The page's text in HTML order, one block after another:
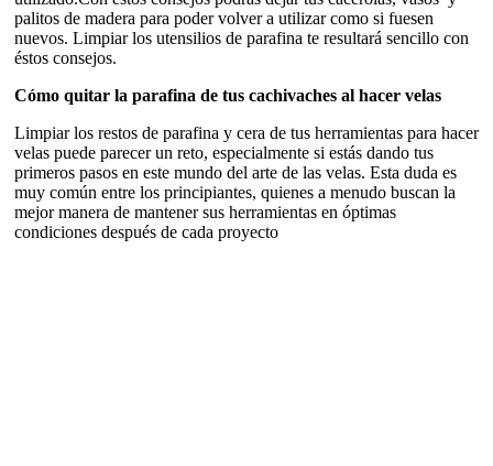
palitos de madera para poder volver a utilizar como si fuesen
nuevos. Limpiar los utensilios de parafina te resultará sencillo con
éstos consejos.
Cómo quitar la parafina de tus cachivaches al hacer velas
Limpiar los restos de parafina y cera de tus herramientas para hacer
velas puede parecer un reto, especialmente si estás dando tus
primeros pasos en este mundo del arte de las velas. Esta duda es
muy común entre los principiantes, quienes a menudo buscan la
mejor manera de mantener sus herramientas en óptimas
condiciones después de cada proyecto